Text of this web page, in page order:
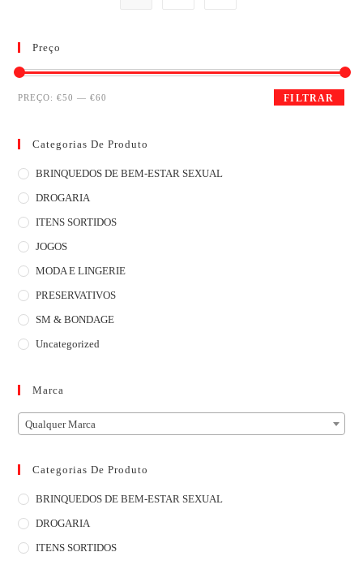
Preço
FILTRAR
PREÇO:€50 —€60
Categorias De Produto
BRINQUEDOS DE BEM-ESTAR SEXUAL
DROGARIA
ITENS SORTIDOS
JOGOS
MODA E LINGERIE
PRESERVATIVOS
SM & BONDAGE
Uncategorized
Marca
Qualquer Marca
Categorias De Produto
BRINQUEDOS DE BEM-ESTAR SEXUAL
DROGARIA
ITENS SORTIDOS